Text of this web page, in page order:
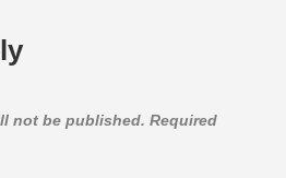
not be published. Required